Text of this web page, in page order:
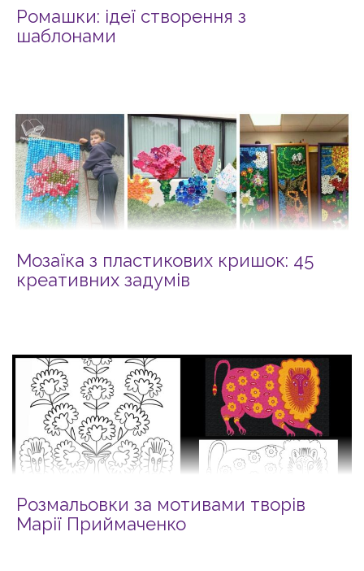
Ромашки: ідеї створення з
шаблонами
Мозаїка з пластикових кришок: 45
креативних задумів
Розмальовки за мотивами творів
Марії Приймаченко